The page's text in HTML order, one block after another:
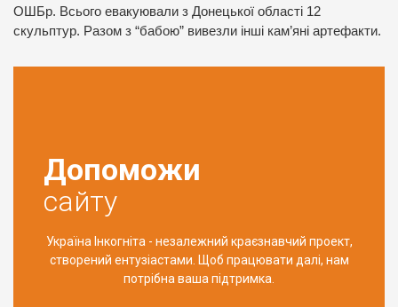
ОШБр. Всього евакуювали з Донецької області 12
скульптур. Разом з “бабою” вивезли інші кам’яні артефакти.
Допоможи
сайту
Україна Інкогніта - незалежний краєзнавчий проект,
створений ентузіастами. Щоб працювати далі, нам
потрібна ваша підтримка.